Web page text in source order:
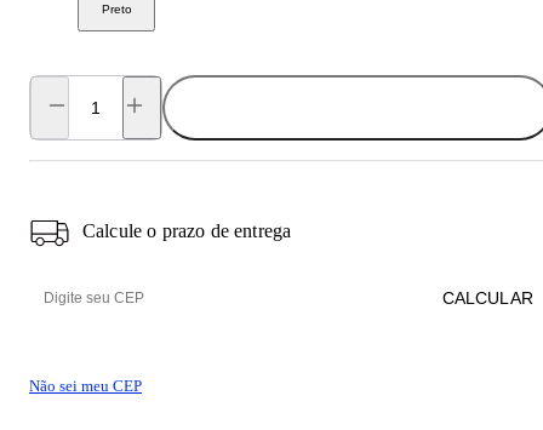
Preto
Calcule o prazo de entrega
Não sei meu CEP
CALCULAR